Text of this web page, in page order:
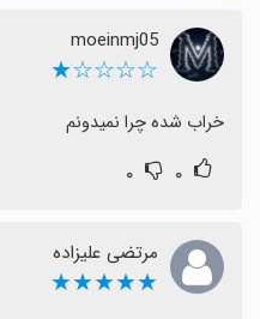
moeinmj05
☆☆☆☆★
خراب شده چرا نمیدونم
۰ ۰
مرتضی علیزاده
★★★★★